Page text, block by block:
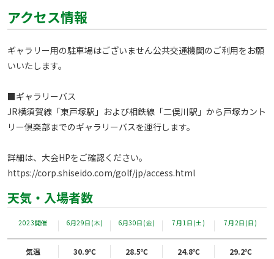
アクセス情報
ギャラリー用の駐車場はございません公共交通機関のご利用をお願
いいたします。
■ギャラリーバス
JR横須賀線「東戸塚駅」および相鉄線「二俣川駅」から戸塚カント
リー倶楽部までのギャラリーバスを運行します。
https://corp.shiseido.com/golf/jp/access.html
天気・入場者数
2023開催 6月29日(木) 6月30日(金) 7月1日(土) 7月2日(日)
気温 30.9℃ 28.5℃ 24.8℃ 29.2℃